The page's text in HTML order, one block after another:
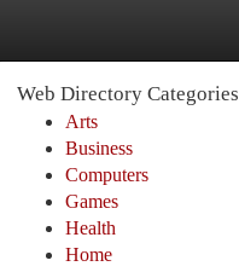
Web Directory Categories
Arts
Business
Computers
Games
Health
Home